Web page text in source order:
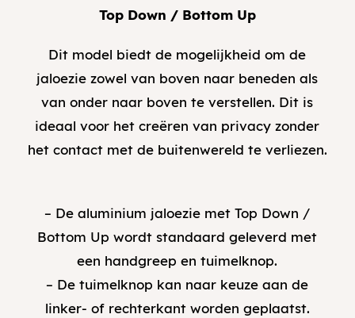
Top Down / Bottom Up
Dit model biedt de mogelijkheid om de
jaloezie zowel van boven naar beneden als
van onder naar boven te verstellen. Dit is
ideaal voor het creëren van privacy zonder
het contact met de buitenwereld te verliezen.
– De aluminium jaloezie met Top Down /
Bottom Up wordt standaard geleverd met
een handgreep en tuimelknop.
– De tuimelknop kan naar keuze aan de
linker- of rechterkant worden geplaatst.